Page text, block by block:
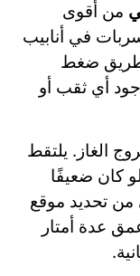
من أقوى
في أنابيب
طريق ضغط
أي ثقب أو
الغاز. يلتقط
كان ضعيفًا
من تحديد موقع
عدة أمتار